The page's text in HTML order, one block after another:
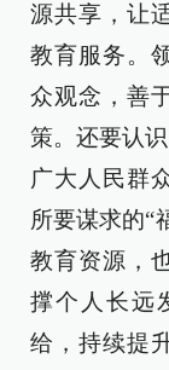
源共享，让
教育服务。
众观念，善
策。还要认
广大人民群
所要谋求的“
教育资源，
撑个人长远
给，持续提